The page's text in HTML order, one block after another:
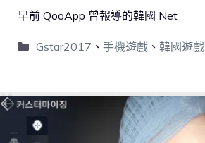
早前 QooApp 曾報導的韓國 Net
Gstar2017 、 手機遊戲、 韓國遊戲